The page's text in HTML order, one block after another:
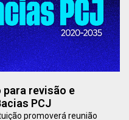
revisão e
PCJ
promoverá reunião